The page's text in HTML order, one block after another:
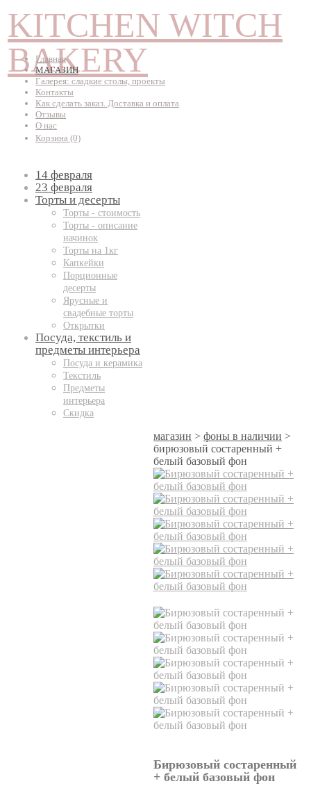
KITCHEN WITCH
BAKERY
Главная
МАГАЗИН
Галерея: сладкие столы, проекты
Контакты
Как сделать заказ. Доставка и оплата
Отзывы
О нас
Корзина (0)
14 февраля
23 февраля
Торты и десерты
Торты - стоимость
Торты - описание
начинок
Торты на 1кг
Капкейки
Порционные
десерты
Ярусные и
свадебные торты
Открытки
Посуда, текстиль и
предметы интерьера
Посуда и керамика
Текстиль
Предметы
интерьера
Скидка
магазин > фоны в наличии >
бирюзовый состаренный +
белый базовый фон
Бирюзовый состаренный
+ белый базовый фон